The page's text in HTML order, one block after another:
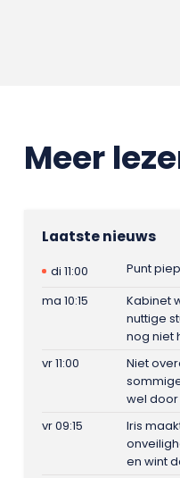
Meer
Laatste nieuws
di 11:00
Punt
ma 10:15
Kabinet
nuttige
nog niet
vr 11:00
Niet
wel door
vr 09:15
Iris
en wint